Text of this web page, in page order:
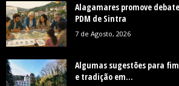
Alagamares promove
PDM de Sintra
7 de Agosto, 2026
Algumas sugestões para
e tradição em...